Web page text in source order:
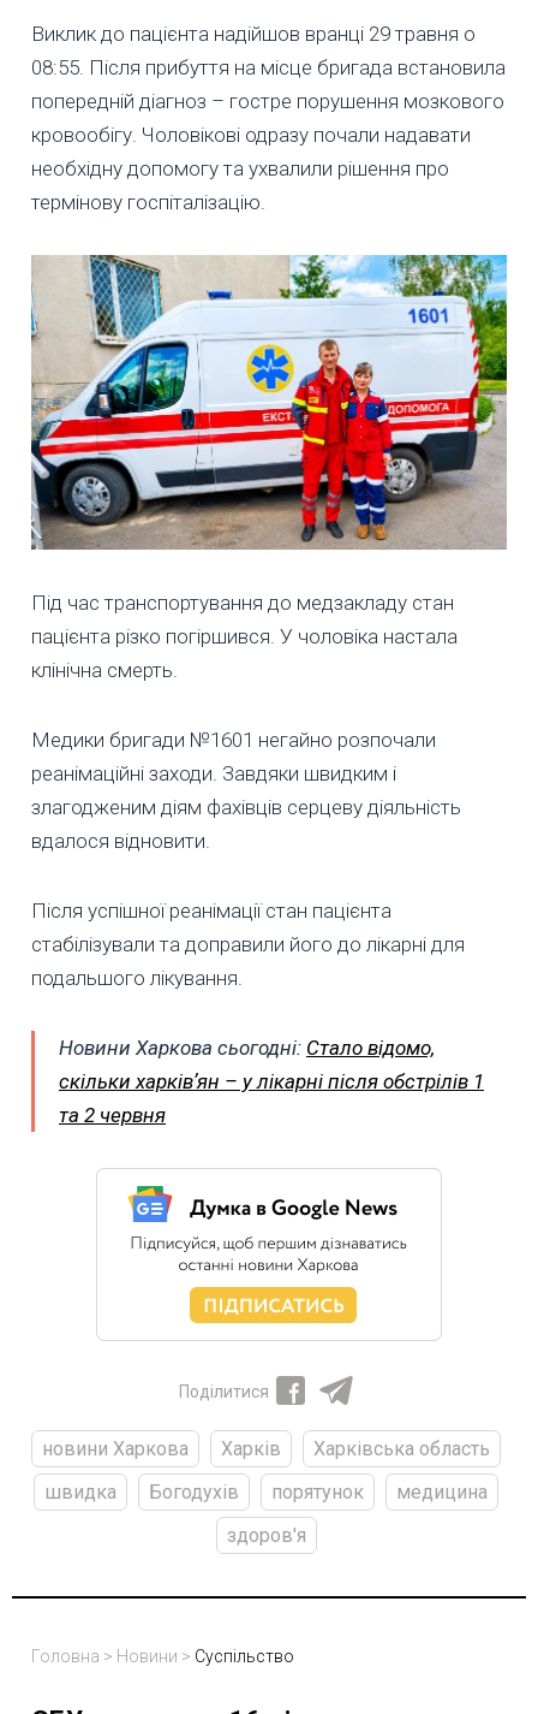
Виклик до пацієнта надійшов вранці 29 травня о
08:55. Після прибуття на місце бригада встановила
попередній діагноз – гостре порушення мозкового
кровообігу. Чоловікові одразу почали надавати
необхідну допомогу та ухвалили рішення про
термінову госпіталізацію.
Під час транспортування до медзакладу стан
пацієнта різко погіршився. У чоловіка настала
клінічна смерть.
Медики бригади №1601 негайно розпочали
реанімаційні заходи. Завдяки швидким і
злагодженим діям фахівців серцеву діяльність
вдалося відновити.
Після успішної реанімації стан пацієнта
стабілізували та доправили його до лікарні для
подальшого лікування.
Новини Харкова сьогодні: Стало відомо,
скільки харківʼян – у лікарні після обстрілів 1
та 2 червня
Поділитися
новини Харкова Харків
Харківська область
швидка
Богодухів порятунок
медицина
здоров'я
Головна > Новини > Суспільство